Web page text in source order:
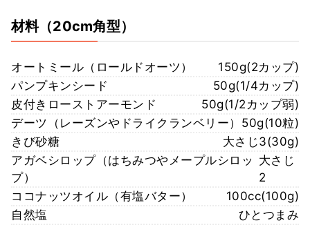
材料（20cm角型）
オートミール（ロールドオーツ）
150g(2カップ)
パンプキンシード
50g(1/4カップ)
皮付きローストアーモンド
50g(1/2カップ弱)
デーツ（レーズンやドライクランベリー） 50g(10粒)
きび砂糖
大さじ3(30g)
アガベシロップ（はちみつやメープルシロッ
プ）
大さじ
2
ココナッツオイル（有塩バター）
100cc(100g)
自然塩
ひとつまみ